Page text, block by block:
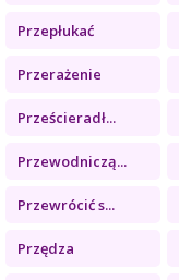
Przepłukać
Przerażenie
Prześcieradł...
Przewodniczą...
Przewrócić s...
Przędza